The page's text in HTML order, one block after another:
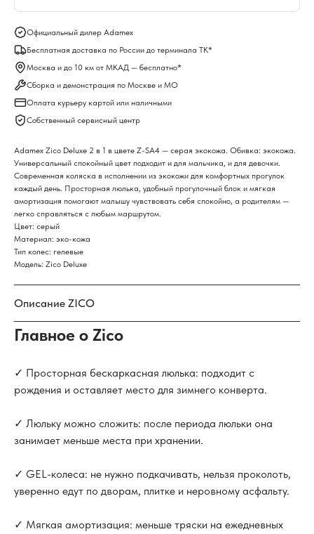
Официальный дилер Adamex
Бесплатная доставка по России до терминала ТК*
Москва и до 10 км от МКАД — бесплатно*
Сборка и демонстрация по Москве и МО
Оплата курьеру картой или наличными
Собственный сервисный центр
Adamex Zico Deluxe 2 в 1 в цвете Z-SA4 — серая экокожа. Обивка: экокожа.
Универсальный спокойный цвет подходит и для мальчика, и для девочки.
Современная коляска в исполнении из экокожи для комфортных прогулок
каждый день. Просторная люлька, удобный прогулочный блок и мягкая
амортизация помогают малышу чувствовать себя спокойно, а родителям —
легко справляться с любым маршрутом.
Цвет: серый
Материал: эко-кожа
Тип колес: гелевые
Модель: Zico Deluxe
Описание ZICO
Главное о Zico
✓ Просторная бескаркасная люлька: подходит с
рождения и оставляет место для зимнего конверта.
✓ Люльку можно сложить: после периода люльки она
занимает меньше места при хранении.
✓ GEL-колеса: не нужно подкачивать, нельзя проколоть,
уверенно едут по дворам, плитке и неровному асфальту.
✓ Мягкая амортизация: меньше тряски на ежедневных